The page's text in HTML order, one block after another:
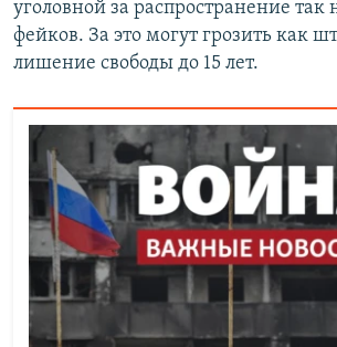
уголовной за распространение
фейков. За это могут грозить как
лишение свободы до 15 лет.